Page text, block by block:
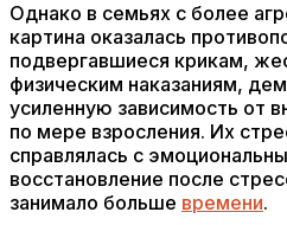
Однако в семьях с более
картина оказалась
подвергавшиеся крикам,
физическим наказаниям,
усиленную зависимость от
по мере взросления. Их
справлялась с
восстановление после
занимало больше времени.